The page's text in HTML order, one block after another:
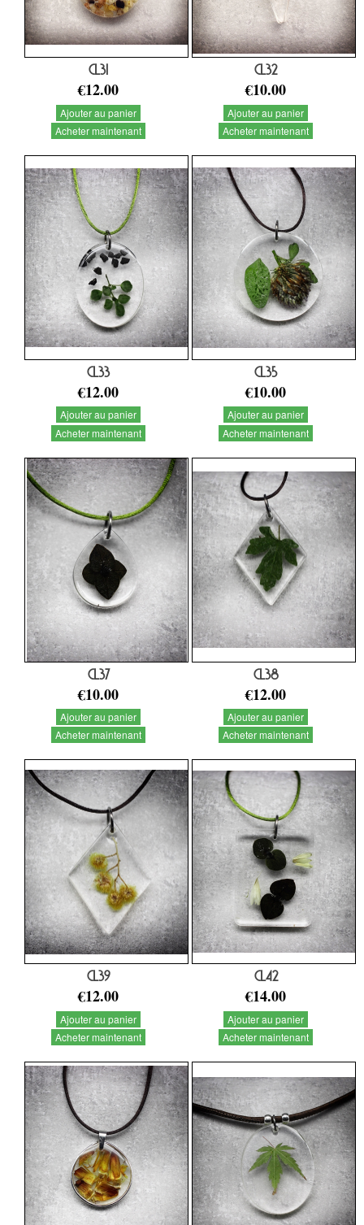
CL31
€12.00
Ajouter au panier
Acheter maintenant
CL32
€10.00
Ajouter au panier
Acheter maintenant
CL33
€12.00
Ajouter au panier
Acheter maintenant
CL35
€10.00
Ajouter au panier
Acheter maintenant
CL37
€10.00
Ajouter au panier
Acheter maintenant
CL38
€12.00
Ajouter au panier
Acheter maintenant
CL39
€12.00
Ajouter au panier
Acheter maintenant
CL42
€14.00
Ajouter au panier
Acheter maintenant